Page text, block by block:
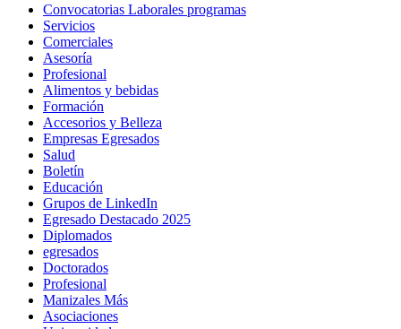
Convocatorias Laborales programas
Servicios
Comerciales
Asesoría
Profesional
Alimentos y bebidas
Formación
Accesorios y Belleza
Empresas Egresados
Salud
Boletín
Educación
Grupos de LinkedIn
Egresado Destacado 2025
Diplomados
egresados
Doctorados
Profesional
Manizales Más
Asociaciones